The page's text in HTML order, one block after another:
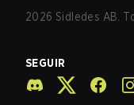
2026 Sidledes AB.
SEGUIR